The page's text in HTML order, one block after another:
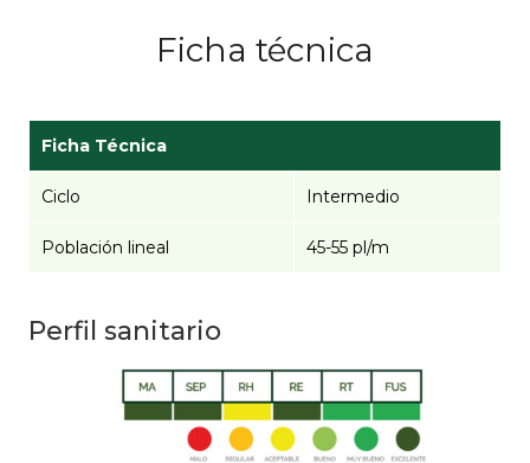
Ficha técnica
Ficha Técnica
Ciclo Intermedio
Población lineal 45-55 pl/m
Perfil sanitario